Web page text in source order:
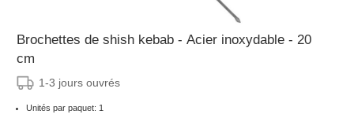
Brochettes de shish kebab - Acier inoxydable - 20
cm
1-3 jours ouvrés
Unités par paquet: 1